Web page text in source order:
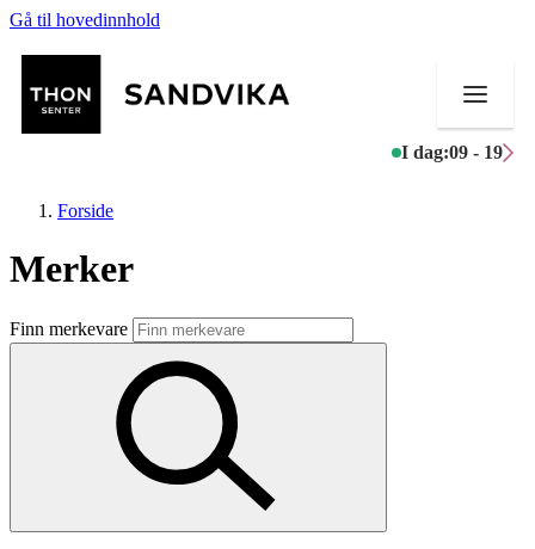
Gå til hovedinnhold
I dag:09 - 19
Butikker
Mat og drikke
Aktiviteter
Forside
Merker
Finn merkevare